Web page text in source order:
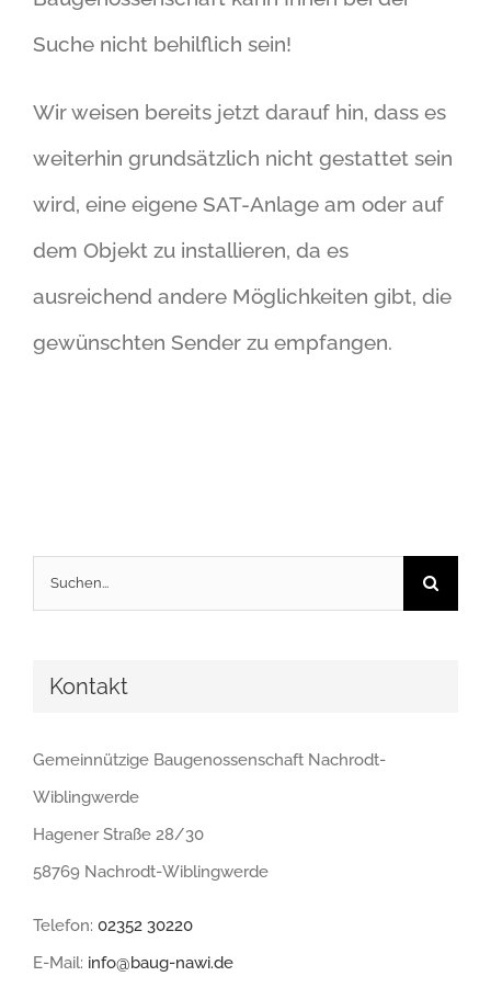
Suche nicht behilflich sein!
Wir weisen bereits jetzt darauf hin, dass es
weiterhin grundsätzlich nicht gestattet sein
wird, eine eigene SAT-Anlage am oder auf
dem Objekt zu installieren, da es
ausreichend andere Möglichkeiten gibt, die
gewünschten Sender zu empfangen.
Suche
nach:
Kontakt
Gemeinnützige Baugenossenschaft Nachrodt-
Wiblingwerde
Hagener Straße 28/30
58769 Nachrodt-Wiblingwerde
Telefon: 02352 30220
E-Mail: info@baug-nawi.de